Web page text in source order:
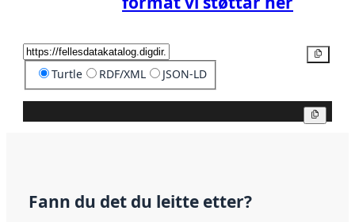
Turtle RDF/XML JSON-LD
Fann du det du leitte etter?